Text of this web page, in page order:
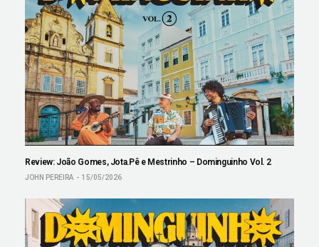
Review: João Gomes, Jota.Pê e Mestrinho – Dominguinho Vol. 2
JOHN PEREIRA 15/05/2026